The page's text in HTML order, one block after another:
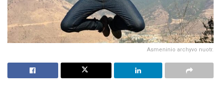
Asmeninio archyvo nuotr.